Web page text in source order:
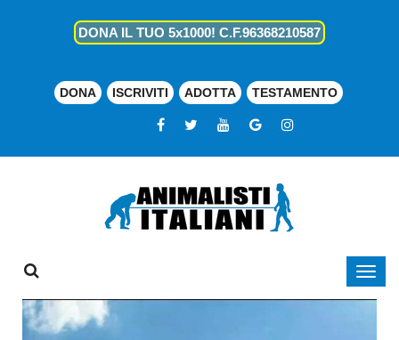
DONA IL TUO 5x1000! C.F.96368210587
DONA ISCRIVITI ADOTTA TESTAMENTO